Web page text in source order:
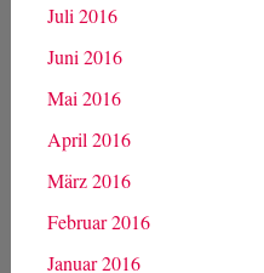
Juli 2016
Juni 2016
Mai 2016
April 2016
März 2016
Februar 2016
Januar 2016